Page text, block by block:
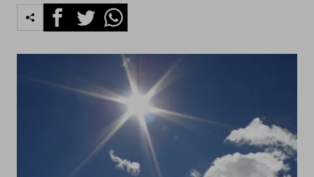
FacebookTwitterWhatsapp